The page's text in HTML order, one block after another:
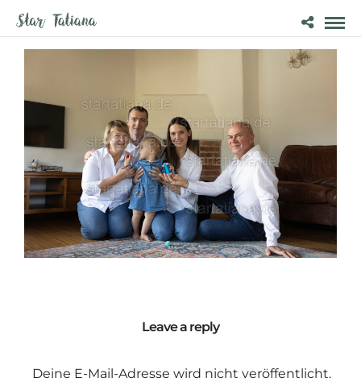
Leave a reply
Deine E-Mail-Adresse wird nicht veröffentlicht.